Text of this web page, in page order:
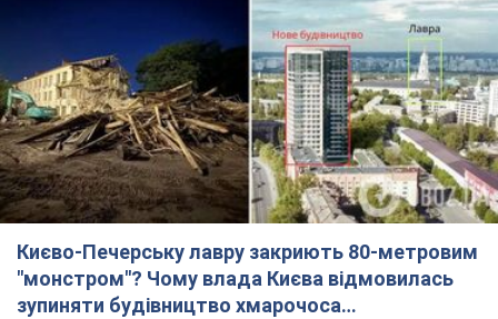
Києво-Печерську лавру закриють 80-метровим
"монстром"? Чому влада Києва відмовилась
зупиняти будівництво хмарочоса